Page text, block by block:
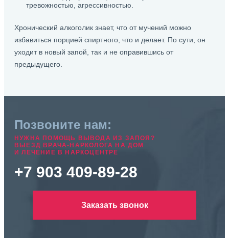
тревожностью, агрессивностью.
Хронический алкоголик знает, что от мучений можно
избавиться порцией спиртного, что и делает. По сути, он
уходит в новый запой, так и не оправившись от
предыдущего.
Позвоните нам:
НУЖНА ПОМОЩЬ ВЫВОДА ИЗ ЗАПОЯ?
ВЫЕЗД ВРАЧА-НАРКОЛОГА НА ДОМ
И ЛЕЧЕНИЕ В НАРКОЦЕНТРЕ
+7 903 409-89-28
Заказать звонок